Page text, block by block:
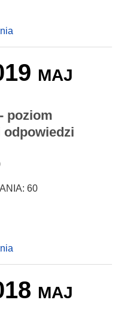
maj
poziom
odpowiedzi
60
maj